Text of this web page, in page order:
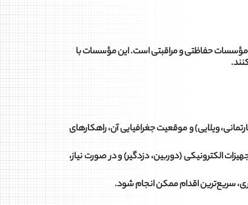
مؤسسات حفاظتی و مراقبتی است. این مؤسسات با
ویلایی) و موقعیت جغرافیایی آن، راهکارهای
الکترونیکی (دوربین، دزدگیر) و در صورت نیاز،
سریع‌ترین اقدام ممکن انجام شود.